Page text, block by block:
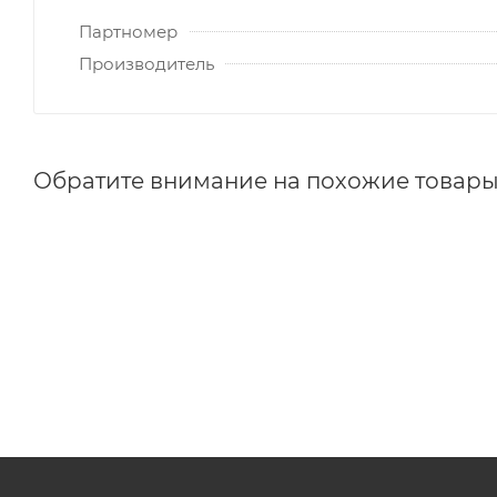
Партномер
Производитель
Обратите внимание на похожие товары